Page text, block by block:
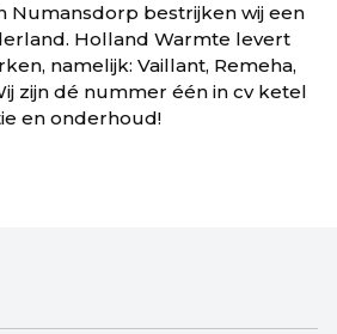
Numansdorp bestrijken wij een
Holland Warmte levert
namelijk: Vaillant, Remeha,
zijn dé nummer één in cv ketel
en onderhoud!